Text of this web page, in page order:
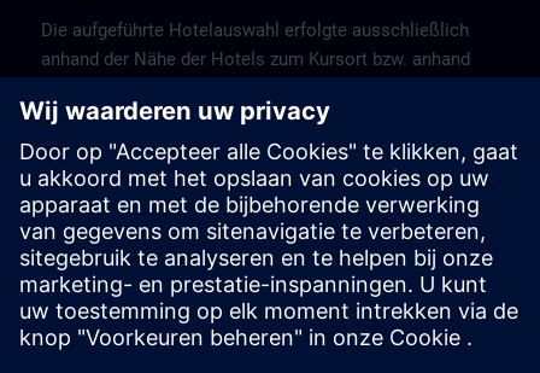
Die aufgeführte Hotelauswahl erfolgte ausschließlich
anhand der Nähe der Hotels zum Kursort bzw. anhand
Veranstaltungsort.
Es handelt sich hierbei nicht um Siemens-
Vertragshotels, daher können wir für die Qualität der
Hotels keine Gewähr übernehmen.
Stornierung
Bitte stornieren Sie schriftlich.